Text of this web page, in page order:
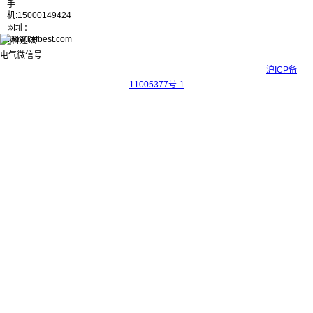
手
机:15000149424
网址：
www.kyfbest.com
沪ICP备
11005377号-1